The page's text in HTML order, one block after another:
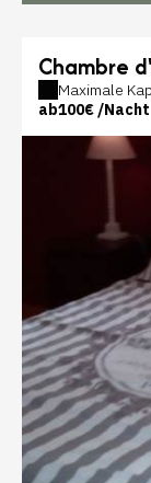
Chambre
Maximale
ab100€ /Nacht